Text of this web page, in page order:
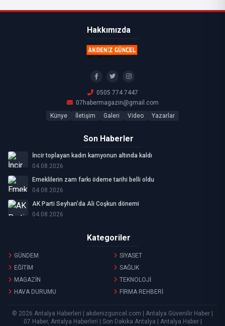
Hakkımızda
0505 774 7447
07habermagazin@gmail.com
Künye
İletişim Galeri Video Yazarlar
Son Haberler
İncir toplayan kadın kamyonun altında kaldı
04.08.2026
Emeklilerin zam farkı ödeme tarihi belli oldu
04.08.2026
AK Parti Seyhan’da Ali Coşkun dönemi
04.08.2026
Kategoriler
GÜNDEM
SİYASET
EĞİTİM
SAĞLIK
MAGAZİN
TEKNOLOJİ
HAVA DURUMU
FİRMA REHBERİ
© 2026 Antalya Haberleri | akdenizguncel.com | Antalya Güvenilir Haber |
07 Haber, Antalya Haberleri | Son Dakika Antalya | Antalya Haber |